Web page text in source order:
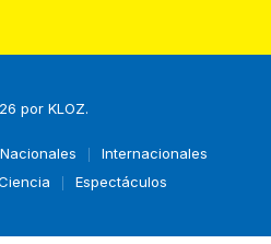
por KLOZ.
Nacionales
Internacionales
Espectáculos